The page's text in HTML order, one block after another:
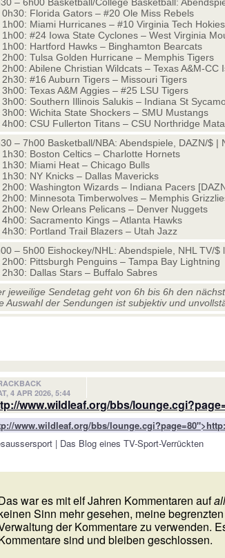
Florida Gators – #20 Ole Miss Rebels
Miami Hurricanes – #10 Virginia Tech Hokies
#24 Iowa State Cyclones – West Virginia
Hartford Hawks – Binghamton Bearcats
Tulsa Golden Hurricane – Memphis Tigers
Abilene Christian Wildcats – Texas A&M-CC
#16 Auburn Tigers – Missouri Tigers
Texas A&M Aggies – #25 LSU Tigers
Southern Illinois Salukis – Indiana St
Wichita State Shockers – SMU Mustangs
CSU Fullerton Titans – CSU Northridge
– 7h00 Basketball/NBA: Abendspiele, DAZN/$ |
Boston Celtics – Charlotte Hornets
Miami Heat – Chicago Bulls
NY Knicks – Dallas Mavericks
Washington Wizards – Indiana Pacers
Minnesota Timberwolves – Memphis
New Orleans Pelicans – Denver Nuggets
Sacramento Kings – Atlanta Hawks
Portland Trail Blazers – Utah Jazz
– 5h00 Eishockey/NHL: Abendspiele, NHL TV/$
Pittsburgh Penguins – Tampa Bay Lightning
Dallas Stars – Buffalo Sabres
jeweilige Sendetag geht von 6h bis 6h den
Auswahl der Sendungen ist subjektiv und
4 APR 2026, 5:44
www.wildleaf.org/bbs/
www.wildleaf.org/bbs/
| Das Blog eines TV-Sport-Verrückten
war es mit elf Jahren Kommentaren auf
Sinn mehr gesehen, meine
der Kommentare zu verwenden.
sind und bleiben geschlossen.